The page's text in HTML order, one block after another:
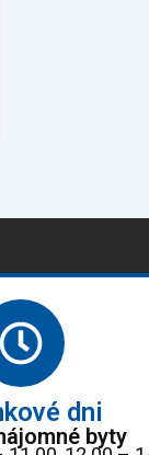
dni
byty